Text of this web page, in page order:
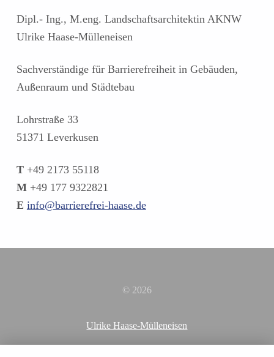
Dipl.- Ing., M.eng. Landschaftsarchitektin AKNW
Ulrike Haase-Mülleneisen
Sachverständige für Barrierefreiheit in Gebäuden,
Außenraum und Städtebau
Lohrstraße 33
51371 Leverkusen
T +49 2173 55118
M+49 177 9322821
E info@barrierefrei-haase.de
© 2026
Ulrike Haase-Mülleneisen